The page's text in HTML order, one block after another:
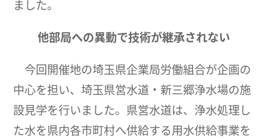
ました。
他部局への異動で技術が継承されない
今回開催地の埼玉県企業局労働組合が企画の
中心を担い、埼玉県営水道・新三郷浄水場の施
設見学を行いました。県営水道は、浄水処理し
た水を県内各市町村へ供給する用水供給事業を